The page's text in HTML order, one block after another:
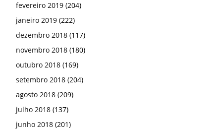
fevereiro 2019 (204)
janeiro 2019 (222)
dezembro 2018 (117)
novembro 2018 (180)
outubro 2018 (169)
setembro 2018 (204)
agosto 2018 (209)
julho 2018 (137)
junho 2018 (201)